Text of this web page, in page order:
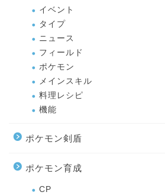
イベント
タイプ
ニュース
フィールド
ポケモン
メインスキル
料理レシピ
機能
ポケモン剣盾
ポケモン育成
CP